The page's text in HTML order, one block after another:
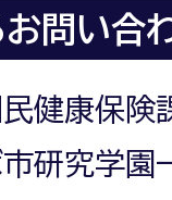
問い合
健康保険
研究学園